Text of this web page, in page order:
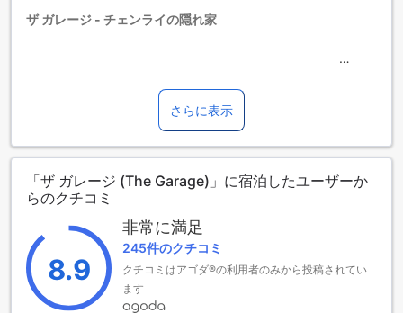
【ご注意】6部屋以上をご予約の場合は、異なるご予約条件や
追加料金が適用されることがありますのでご了承ください。
ザ ガレージ - チェンライの隠れ家
便利さを兼ね備えた2つ星ホテルです。2016年に建設され、
同年に改装されたこのホテルは、モダンなデザインと温かみ
のある雰囲気を持ち合わせています。市の中心から8キロ離れ
た場所に位置しており、静かな環境でリラックスしたい方に
最適です。また、空港までのアクセスも良好で、わずか25分
の距離にあります。
ザ ガレージは、4室の客室を提供しており、少人数での滞在
にぴったりです。チェックインは午後2時から可能で、チェッ
クアウトは午前11時までとなっています。特に家族連れに嬉
しいのは、0歳から5歳のお子様が無料で宿泊できるポリシー
です。家族全員での楽しいひとときを過ごすための理想的な
選択肢です。
さらに表示
「ザ ガレージ (The Garage)」に宿泊したユーザーか
らのクチコミ
8.9
非常に満足
245件のクチコミ
クチコミはアゴダ®の利用者のみから投稿されてい
ます